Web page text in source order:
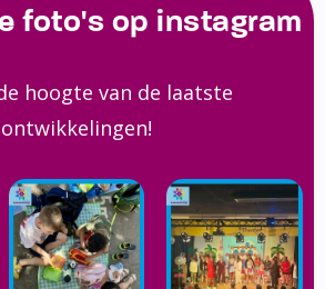
foto's op instagram
hoogte van de laatste
ontwikkelingen!